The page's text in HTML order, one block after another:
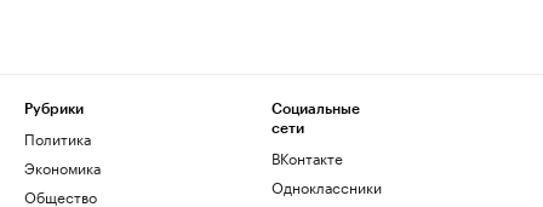
Рубрики
Политика
Экономика
Общество
Социальные
сети
ВКонтакте
Одноклассники